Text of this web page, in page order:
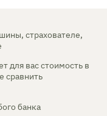
страхователе,
для вас стоимость в
сравнить
банка